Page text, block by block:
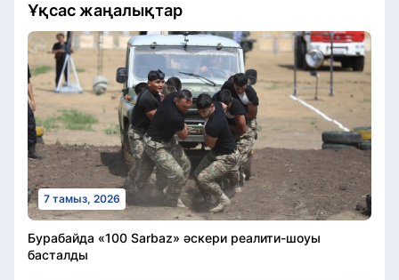
Ұқсас жаңалықтар
7 тамыз, 2026
Бурабайда «100 Sarbaz» әскери реалити-шоуы
басталды